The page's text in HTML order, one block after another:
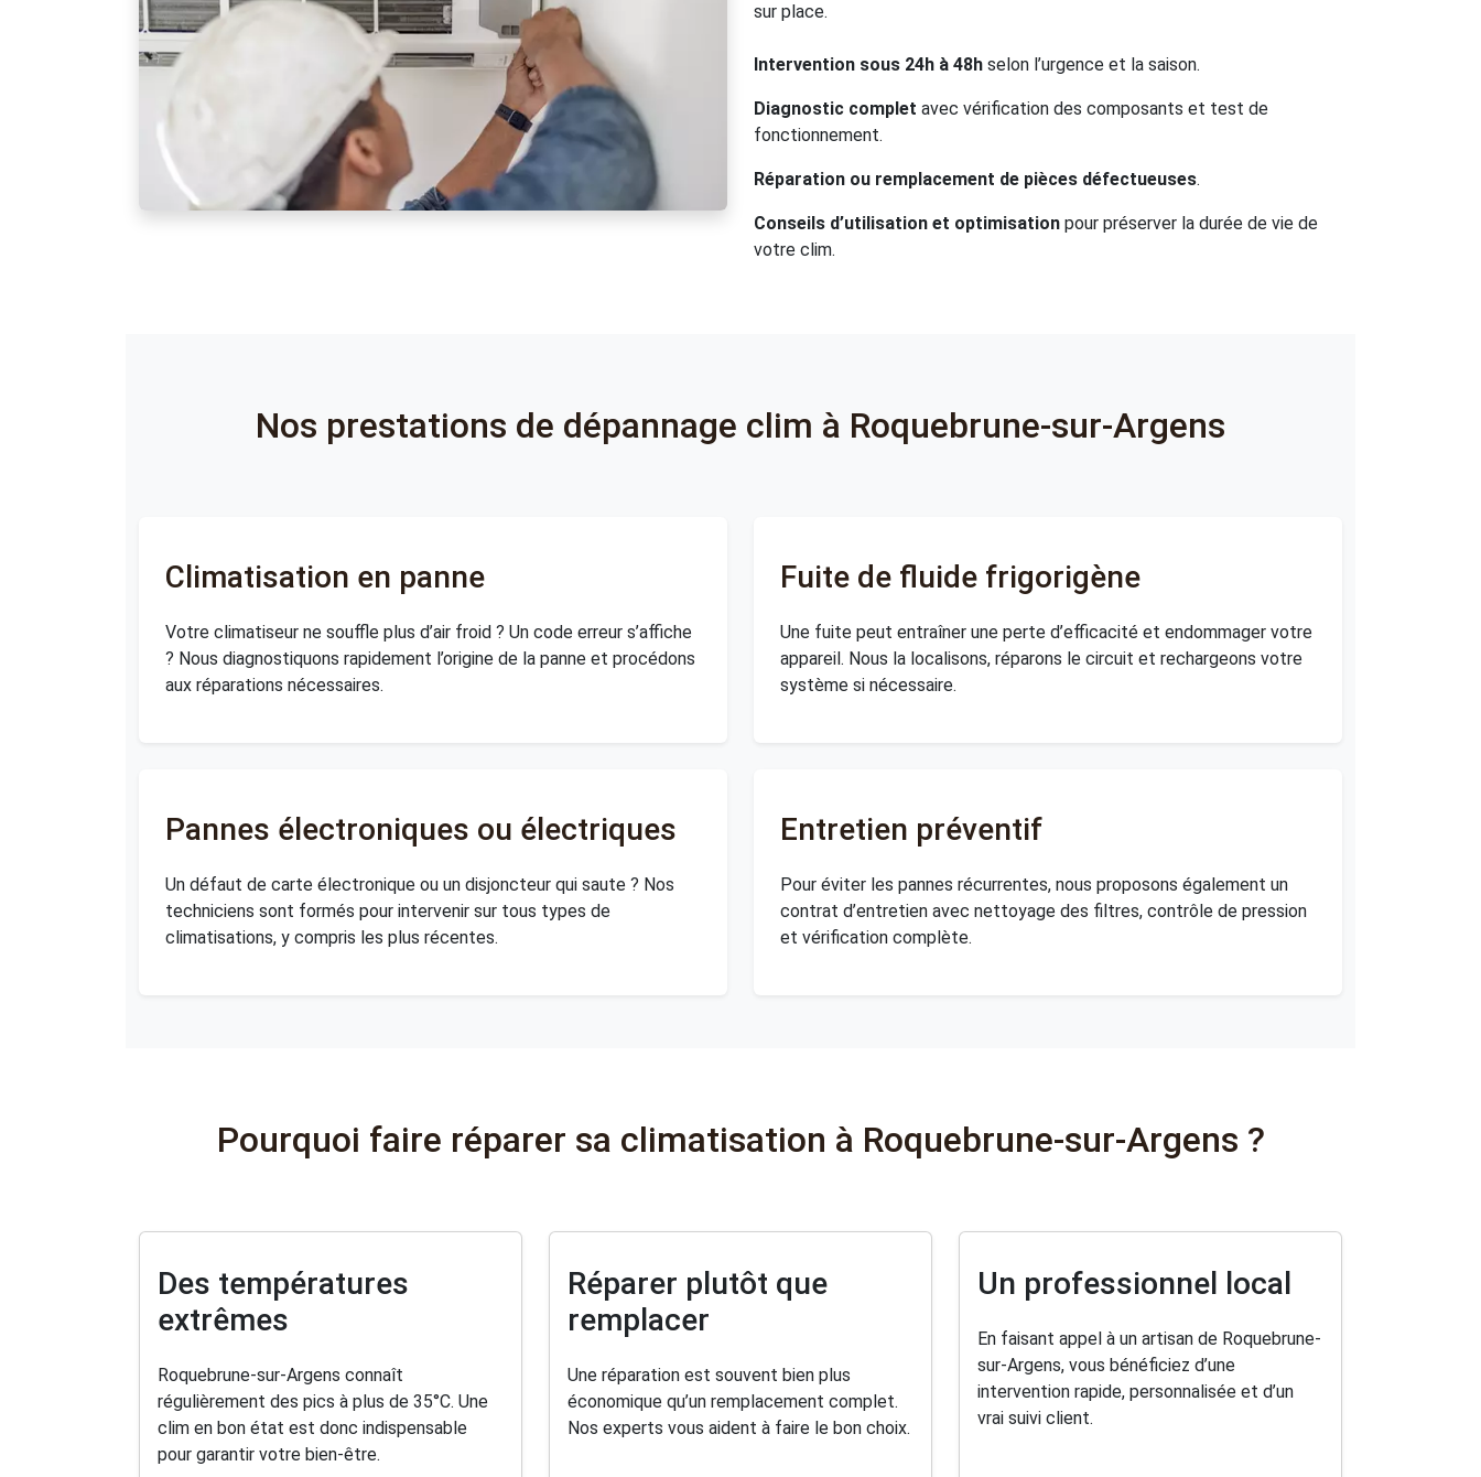
sur place.
Intervention sous 24h à 48h selon l’urgence et la saison.
Diagnostic complet avec vérification des composants et test de
fonctionnement.
Réparation ou remplacement de pièces défectueuses.
Conseils d’utilisation et optimisation pour préserver la durée de vie de
votre clim.
Nos prestations de dépannage clim à Roquebrune-sur-Argens
Climatisation en panne
Votre climatiseur ne souffle plus d’air froid ? Un code erreur s’affiche
? Nous diagnostiquons rapidement l’origine de la panne et procédons
aux réparations nécessaires.
Fuite de fluide frigorigène
Une fuite peut entraîner une perte d’efficacité et endommager votre
appareil. Nous la localisons, réparons le circuit et rechargeons votre
système si nécessaire.
Pannes électroniques ou électriques
Un défaut de carte électronique ou un disjoncteur qui saute ? Nos
techniciens sont formés pour intervenir sur tous types de
climatisations, y compris les plus récentes.
Entretien préventif
Pour éviter les pannes récurrentes, nous proposons également un
contrat d’entretien avec nettoyage des filtres, contrôle de pression
et vérification complète.
Pourquoi faire réparer sa climatisation à Roquebrune-sur-Argens ?
Des températures
extrêmes
Roquebrune-sur-Argens connaît
régulièrement des pics à plus de 35°C. Une
clim en bon état est donc indispensable
pour garantir votre bien-être.
Réparer plutôt que
remplacer
Une réparation est souvent bien plus
économique qu’un remplacement complet.
Nos experts vous aident à faire le bon choix.
Un professionnel local
En faisant appel à un artisan de Roquebrune-
sur-Argens, vous bénéficiez d’une
intervention rapide, personnalisée et d’un
vrai suivi client.